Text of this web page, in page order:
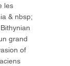
les
& nbsp;
grand
of